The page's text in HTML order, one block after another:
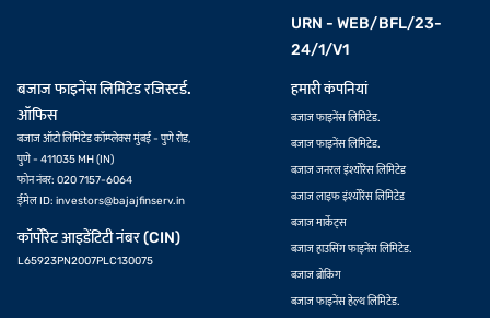
URN - WEB/BFL/23-
24/1/V1
बजाज फाइनेंस लिमिटेड रजिस्टर्ड.
ऑफिस
बजाज ऑटो लिमिटेड कॉम्प्लेक्स मुंबई - पुणे रोड,
पुणे - 411035 MH (IN)
फोन नंबर: 020 7157-6064
ईमेल ID: investors@bajajfinserv.in
कॉर्पोरेट आइडेंटिटी नंबर (CIN)
L65923PN2007PLC130075
हमारी कंपनियां
बजाज फाइनेंस लिमिटेड.
बजाज फाइनेंस लिमिटेड.
बजाज जनरल इंश्योरेंस लिमिटेड
बजाज लाइफ इंश्योरेंस लिमिटेड
बजाज मार्केट्स
बजाज हाउसिंग फाइनेंस लिमिटेड.
बजाज ब्रोकिंग
बजाज फाइनेंस हेल्थ लिमिटेड.